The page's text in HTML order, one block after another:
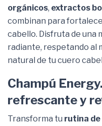
orgánicos, extractos
combinan para
cabello. Disfruta de una
radiante, respetando al
natural de tu cuero
Champú
refrescante y
Transforma tu rutina de